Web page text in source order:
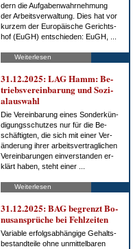
dern die Auf­ga­ben­wahr­neh­mung
der Ar­beits­ver­wal­tung. Dies hat vor
kur­zem der Eu­ro­päi­sche Ge­richts­
hof (EuGH) ent­schie­den: EuGH, ...
Weiterlesen
31.12.2025: LAG Hamm: Be­
triebs­ver­ein­ba­rung und So­zi­
al­aus­wahl
Die Ver­ein­ba­rung ei­nes Son­der­kün­
di­gungs­schut­zes nur für die Be­
schäf­tig­ten, die sich mit ei­ner Ver­
än­de­rung ih­rer ar­beits­ver­trag­li­chen
Ver­ein­ba­run­gen ein­ver­stan­den er­
klärt ha­ben, steht ei­ner ...
Weiterlesen
31.12.2025: BAG be­grenzt Bo­
nus­an­sprü­che bei Fehl­zei­ten
Va­ria­ble er­folgs­ab­hän­gi­ge Ge­halts­
be­stand­tei­le oh­ne un­mit­tel­ba­ren